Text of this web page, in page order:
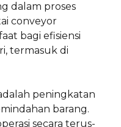
dalam proses
conveyor
bagi efisiensi
termasuk di
peningkatan
barang.
secara terus-